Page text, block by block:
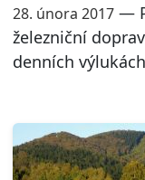
28. února 2017—
železniční
denních